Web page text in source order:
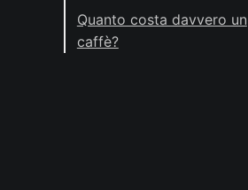
Il caffè non è il punto
Un caffè al giorno
Quanto costa davvero un
caffè?